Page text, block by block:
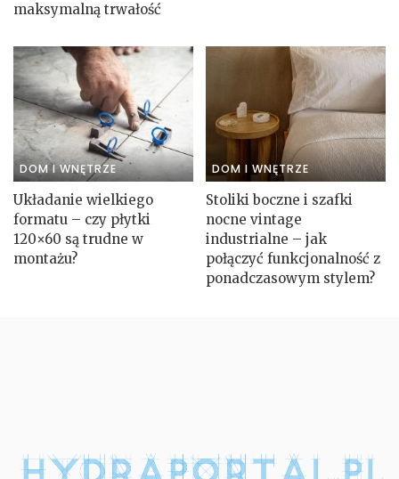
maksymalną trwałość
DOM I WNĘTRZE
Układanie wielkiego
formatu – czy płytki
120×60 są trudne w
montażu?
DOM I WNĘTRZE
Stoliki boczne i szafki
nocne vintage
industrialne – jak
połączyć funkcjonalność z
ponadczasowym stylem?